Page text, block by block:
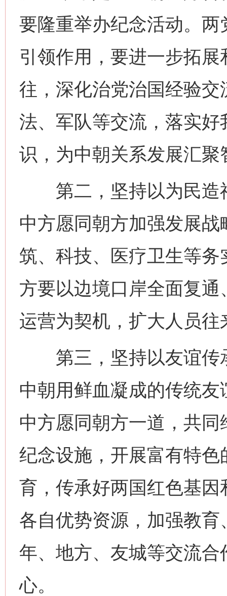
要隆重举办纪念活动。
引领作用，要进一步拓
往，深化治党治国经验
法、军队等交流，落实
识，为中朝关系发展汇聚
第二，坚持以为民造
中方愿同朝方加强发展
筑、科技、医疗卫生等
方要以边境口岸全面复
运营为契机，扩大人员
第三，坚持以友谊传
中朝用鲜血凝成的传统
中方愿同朝方一道，共
纪念设施，开展富有特
育，传承好两国红色基
各自优势资源，加强教
年、地方、友城等交流
心。